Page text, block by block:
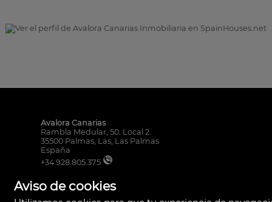
service. Thank you for your
recommend
Avalora Canarias
Rambla Medular, 50. Local 2.
35500 Palmas, Las, Las Palmas
España
+34.928.805.375
Aviso de cookies